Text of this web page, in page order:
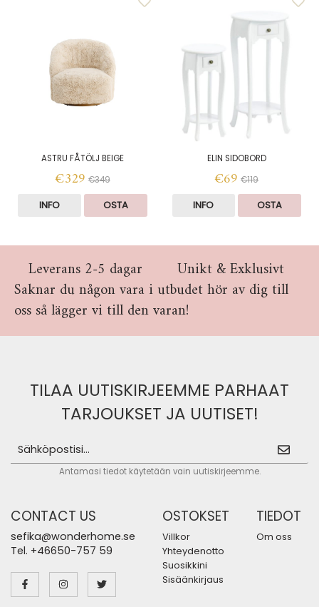
ASTRU FÅTÖLJ BEIGE
€329 €349
INFO OSTA
ELIN SIDOBORD
€69 €119
INFO OSTA
Leverans 2-5 dagar
Unikt & Exklusivt
Saknar du någon vara i utbudet hör av dig till
oss så lägger vi till den varan!
TILAA UUTISKIRJEEMME PARHAAT
TARJOUKSET JA UUTISET!
Antamasi tiedot käytetään vain uutiskirjeemme.
CONTACT US
sefika@wonderhome.se
Tel. +46650-757 59
OSTOKSET
Villkor
Yhteydenotto
Suosikkini
Sisäänkirjaus
TIEDOT
Om oss